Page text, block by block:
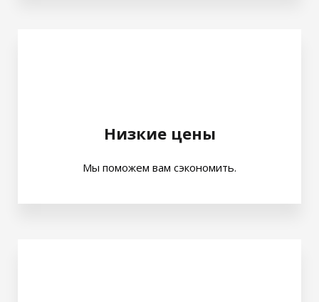
Низкие цены
Мы поможем вам сэкономить.